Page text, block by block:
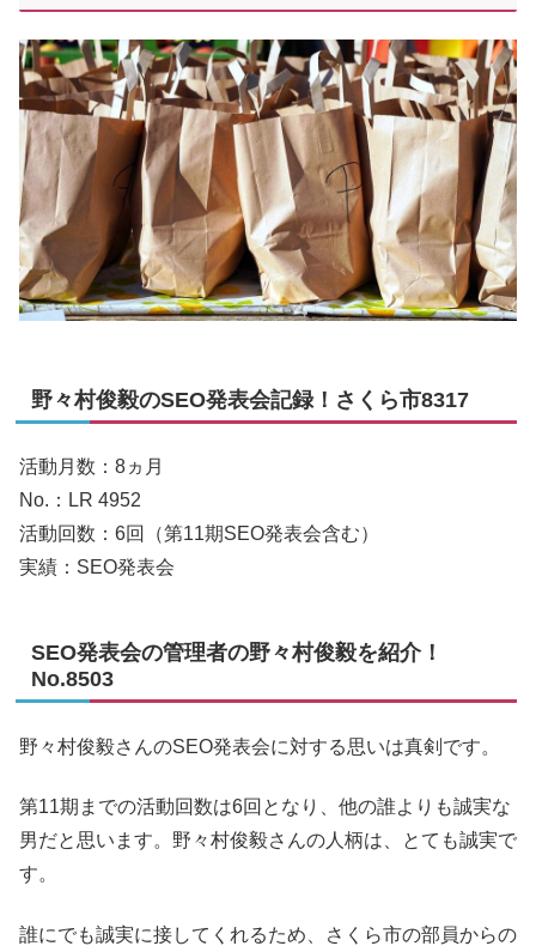
野々村俊毅のSEO発表会記録！さくら市8317
活動月数：8ヵ月
No.：LR 4952
活動回数：6回（第11期SEO発表会含む）
実績：SEO発表会
SEO発表会の管理者の野々村俊毅を紹介！
No.8503
野々村俊毅さんのSEO発表会に対する思いは真剣です。
第11期までの活動回数は6回となり、他の誰よりも誠実な
男だと思います。野々村俊毅さんの人柄は、とても誠実で
す。
誰にでも誠実に接してくれるため、さくら市の部員からの